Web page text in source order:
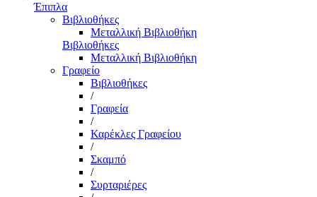
Έπιπλα
Βιβλιοθήκες
Μεταλλική Βιβλιοθήκη
Βιβλιοθήκες
Μεταλλική Βιβλιοθήκη
Γραφείο
Βιβλιοθήκες
/
Γραφεία
/
Καρέκλες Γραφείου
/
Σκαμπό
/
Συρταριέρες